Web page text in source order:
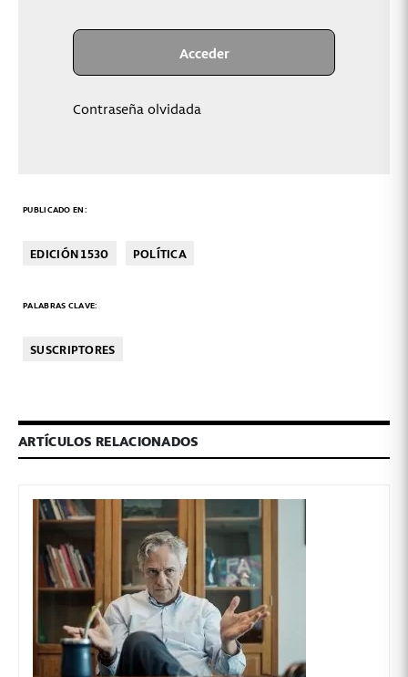
Contraseña olvidada
PUBLICADO EN:
EDICIÓN 1530 POLÍTICA
PALABRAS CLAVE:
SUSCRIPTORES
ARTÍCULOS RELACIONADOS